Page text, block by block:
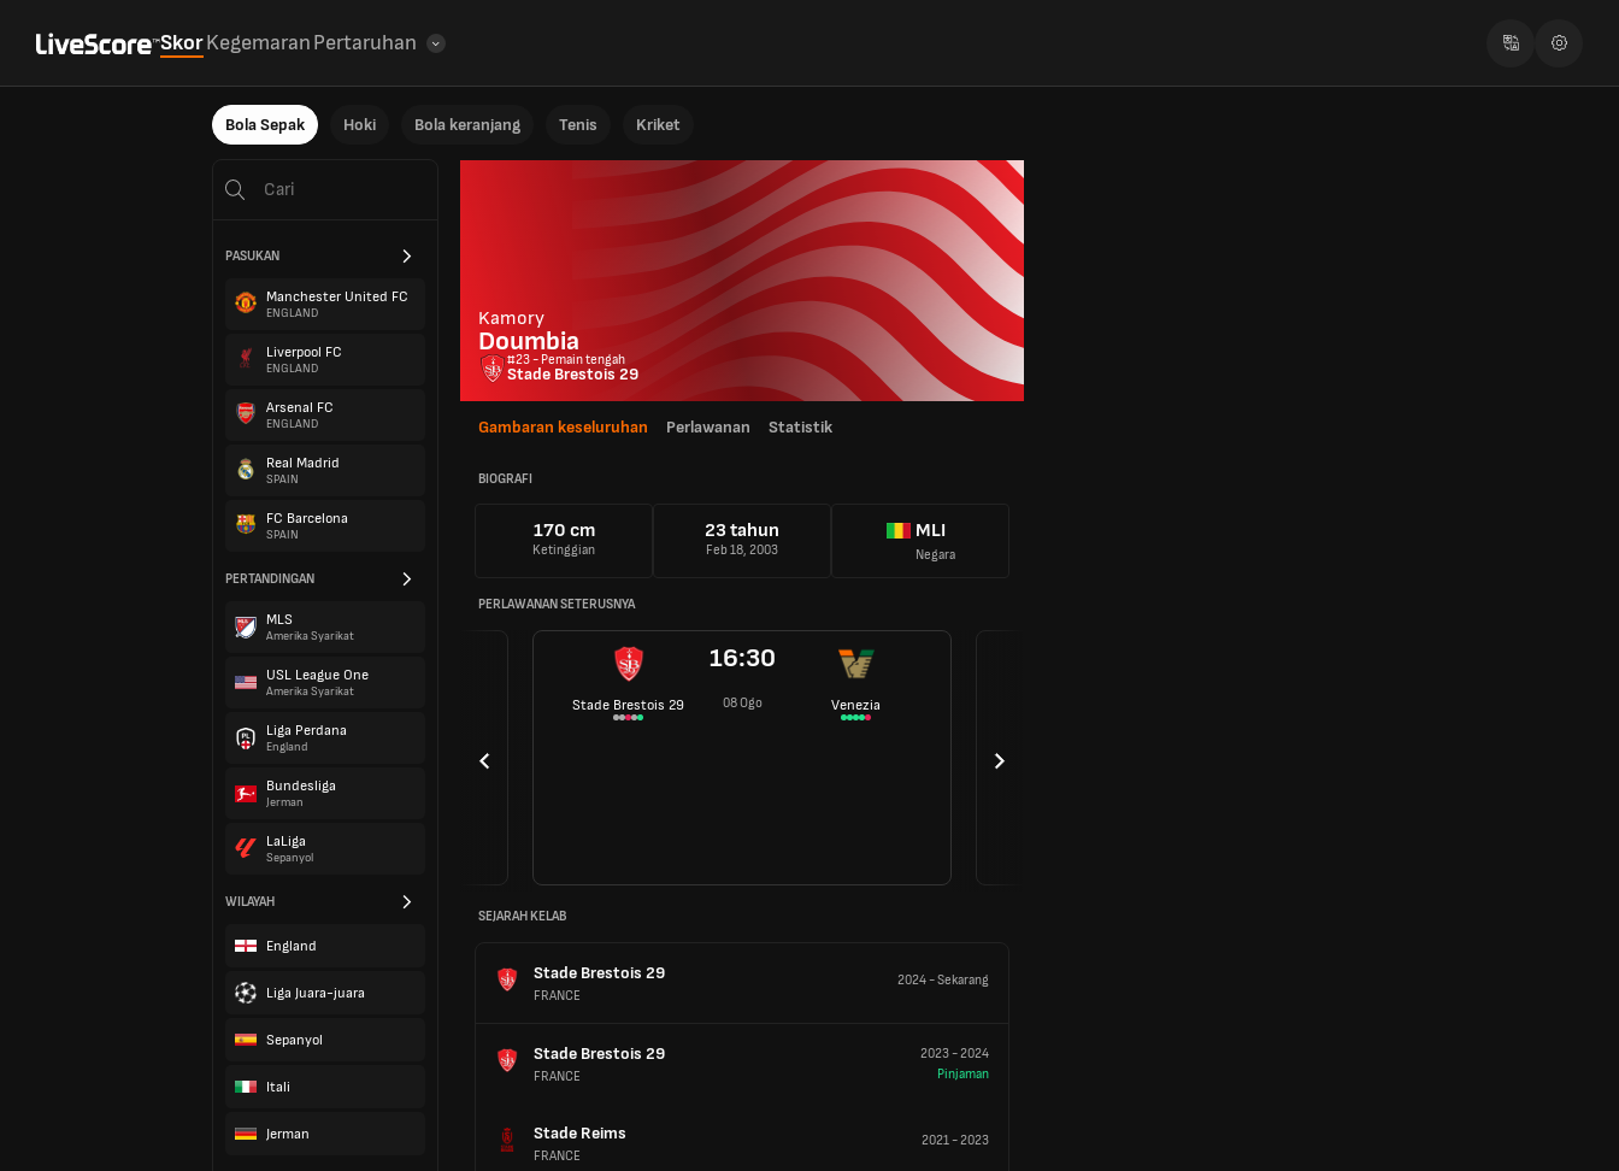
SkorKegemaranPertaruhan
Bola Sepak Hoki Bola keranjang Tenis Kriket
PASUKAN
Manchester United FC
ENGLAND
Liverpool FC
ENGLAND
Arsenal FC
ENGLAND
Real Madrid
SPAIN
FC Barcelona
SPAIN
PERTANDINGAN
MLS
Amerika Syarikat
USL League One
Amerika Syarikat
Liga Perdana
England
Bundesliga
Jerman
LaLiga
Sepanyol
WILAYAH
England
Liga Juara-juara
Sepanyol
Itali
Jerman
Kamory
Doumbia
#23 - Pemain tengah
Stade Brestois 29
Gambaran keseluruhan Perlawanan Statistik
BIOGRAFI
170 cm
Ketinggian
23 tahun
Feb 18, 2003
MLI
Negara
PERLAWANAN SETERUSNYA
Stade Brestois 29
16:30
08 Ogo Venezia
SEJARAH KELAB
Stade Brestois 29
FRANCE
2024-Sekarang
Stade Brestois 29
FRANCE
2023-2024
Pinjaman
Stade Reims
FRANCE
2021-2023